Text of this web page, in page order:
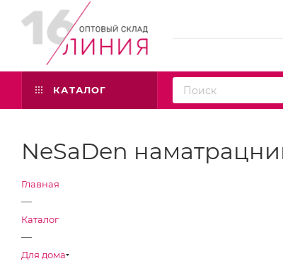
КАТАЛОГ
NeSaDen
Главная
—
Каталог
—
Для дома